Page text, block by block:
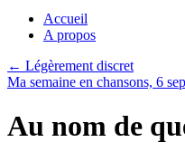
Accueil
A propos
← Légèrement discret
Ma semaine en chansons, 6
Au nom de